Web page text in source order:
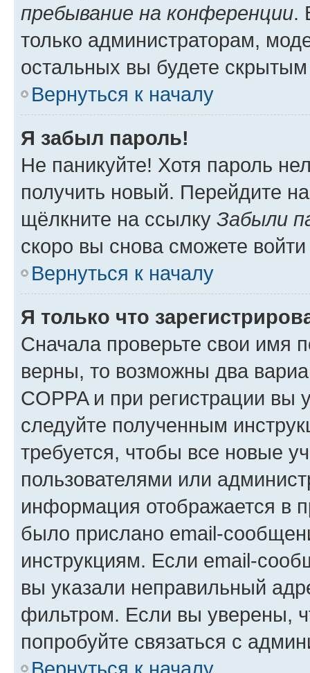
пребывание на конференции.
только администраторам,
остальных вы будете
Вернуться к началу
Я забыл пароль!
Не паникуйте! Хотя пароль
получить новый. Перейдите
щёлкните на ссылку Забыли
скоро вы снова сможете
Вернуться к началу
Я только что
Сначала проверьте свои имя
верны, то возможны два
COPPA и при регистрации вы
следуйте полученным
требуется, чтобы все новые
пользователями или
информация отображается в
было прислано email-
инструкциям. Если email-
вы указали неправильный
фильтром. Если вы уверены,
попробуйте связаться с
Вернуться к началу